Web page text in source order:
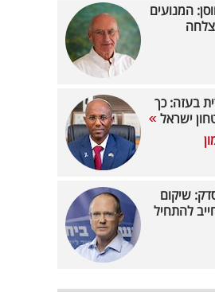
המנועים
בעזה: כך
ישראל
שיקום
להתחיל